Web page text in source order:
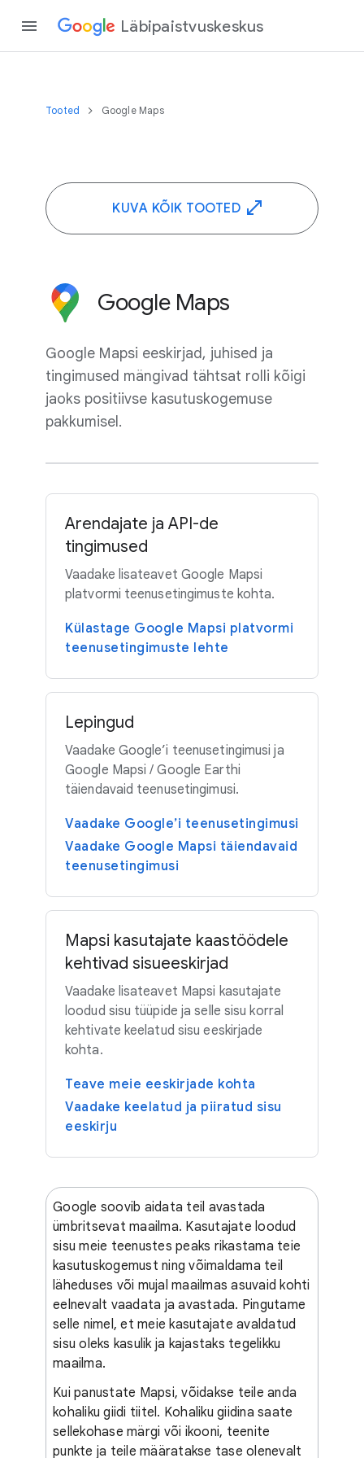
Läbipaistvuskeskus
Tooted Google Maps
KUVA KÕIK TOOTED
Google Maps
Google Mapsi eeskirjad, juhised ja
tingimused mängivad tähtsat rolli kõigi
jaoks positiivse kasutuskogemuse
pakkumisel.
Arendajate ja API-de
tingimused
Vaadake lisateavet Google Mapsi
platvormi teenusetingimuste kohta.
Külastage Google Mapsi platvormi
teenusetingimuste lehte
Lepingud
Vaadake Google’i teenusetingimusi ja
Google Mapsi / Google Earthi
täiendavaid teenusetingimusi.
Vaadake Google’i teenusetingimusi
Vaadake Google Mapsi täiendavaid
teenusetingimusi
Mapsi kasutajate kaastöödele
kehtivad sisueeskirjad
Vaadake lisateavet Mapsi kasutajate
loodud sisu tüüpide ja selle sisu korral
kehtivate keelatud sisu eeskirjade
kohta.
Teave meie eeskirjade kohta
Vaadake keelatud ja piiratud sisu
eeskirju